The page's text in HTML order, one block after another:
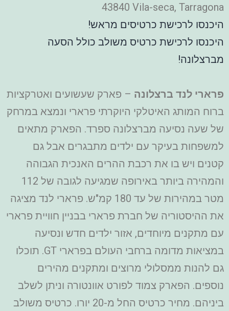
43840 Vila-seca, Tarragona
היכנסו לרכישת כרטיסים מראש!
היכנסו לרכישת כרטיס משולב כולל הסעה
מברצלונה!
פרארי לנד ברצלונה – פארק שעשועים ואטרקציות
ברוח המותג האיטלקי היוקרתי פרארי ונמצא במרחק
של שעה נסיעה מברצלונה ספרד. הפארק מתאים
למשפחות בעיקר עם ילדים מתבגרים אבל גם
קטנים ויש בו את רכבת ההרים האנכית הגבוהה
והמהירה ביותר באירופה שמגיעה לגובה של 112
מטר במהירות של עד 180 קמ"ש. פרארי לנד מציגה
את ההיסטוריה של חברת פרארי בבניין חוויית פרארי
עם מתקנים מיוחדים, אזור ילדים חדש ונסיעה
במציאות מדומה ברחבי העולם בפרארי GT. תוכלו
גם להנות ממסלולי מרוצים ומתקנים מהירים
נוספים. הפארק צמוד לפורט אוונטורה וניתן לשלב
ביניהם. מחיר כרטיס החל מ-20 יורו. כרטיס משולב